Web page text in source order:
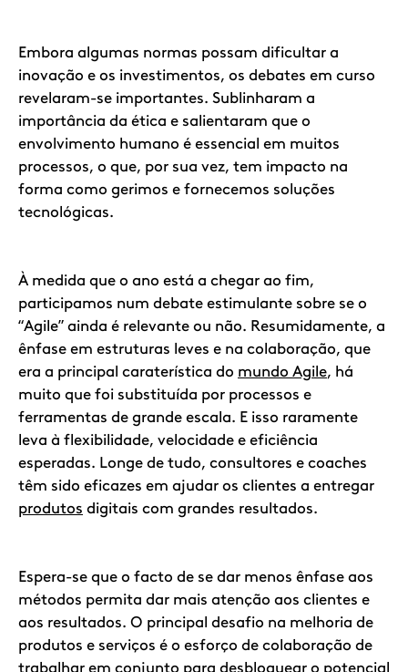
Embora algumas normas possam dificultar a
inovação e os investimentos, os debates em curso
revelaram-se importantes. Sublinharam a
importância da ética e salientaram que o
envolvimento humano é essencial em muitos
processos, o que, por sua vez, tem impacto na
forma como gerimos e fornecemos soluções
tecnológicas.
À medida que o ano está a chegar ao fim,
participamos num debate estimulante sobre se o
“Agile” ainda é relevante ou não. Resumidamente, a
ênfase em estruturas leves e na colaboração, que
era a principal caraterística do mundo Agile, há
muito que foi substituída por processos e
ferramentas de grande escala. E isso raramente
leva à flexibilidade, velocidade e eficiência
esperadas. Longe de tudo, consultores e coaches
têm sido eficazes em ajudar os clientes a entregar
produtos digitais com grandes resultados.
Espera-se que o facto de se dar menos ênfase aos
métodos permita dar mais atenção aos clientes e
aos resultados. O principal desafio na melhoria de
produtos e serviços é o esforço de colaboração de
trabalhar em conjunto para desbloquear o potencial